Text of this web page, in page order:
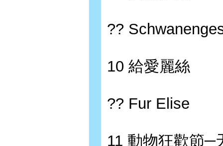
??
10 給愛麗絲
?? Fur Elise
11 動物狂歡節─